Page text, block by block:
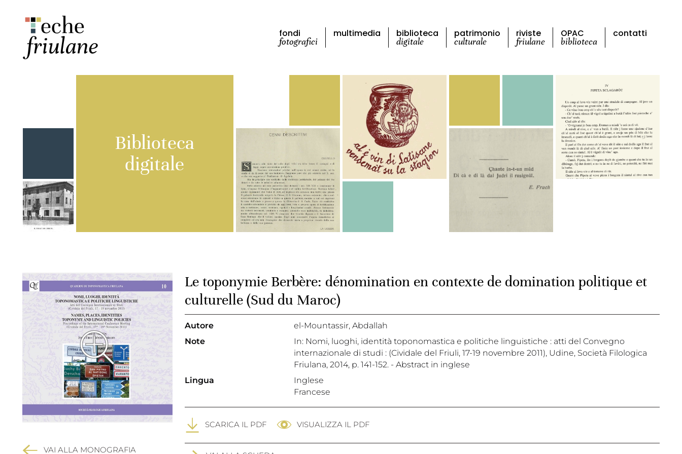
fondi
fotografici
multimedia biblioteca
digitale
patrimonio
culturale
riviste
friulane
OPAC
biblioteca
contatti
Biblioteca
digitale
VAI ALLA MONOGRAFIA
Le toponymie Berbère: dénomination en contexte de domination politique et
culturelle (Sud du Maroc)
Autore
el-Mountassir, Abdallah
Note
In: Nomi, luoghi, identità toponomastica e politiche linguistiche : atti del Convegno
internazionale di studi : (Cividale del Friuli, 17-19 novembre 2011), Udine, Società Filologica
Friulana, 2014, p. 141-152. - Abstract in inglese
Lingua
Inglese
Francese
SCARICA IL PDF VISUALIZZA IL PDF